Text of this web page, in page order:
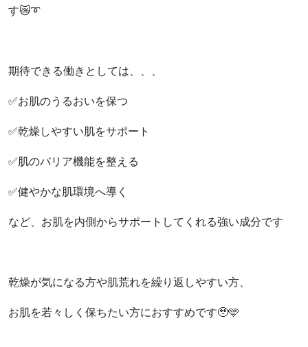
す😿➰
期待できる働きとしては、、、
✅お肌のうるおいを保つ
✅乾燥しやすい肌をサポート
✅肌のバリア機能を整える
✅健やかな肌環境へ導く
など、お肌を内側からサポートしてくれる強い成分です
乾燥が気になる方や肌荒れを繰り返しやすい方、
お肌を若々しく保ちたい方におすすめです🥹🩵